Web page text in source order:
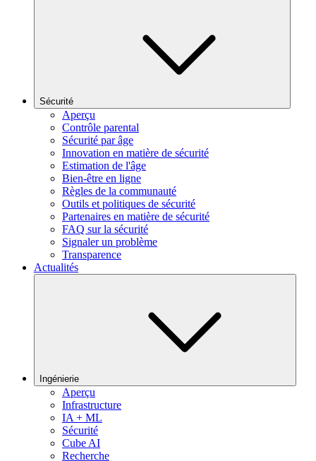
Sécurité
Aperçu
Contrôle parental
Sécurité par âge
Innovation en matière de sécurité
Estimation de l'âge
Bien-être en ligne
Règles de la communauté
Outils et politiques de sécurité
Partenaires en matière de sécurité
FAQ sur la sécurité
Signaler un problème
Transparence
Actualités
Ingénierie
Aperçu
Infrastructure
IA + ML
Sécurité
Cube AI
Recherche